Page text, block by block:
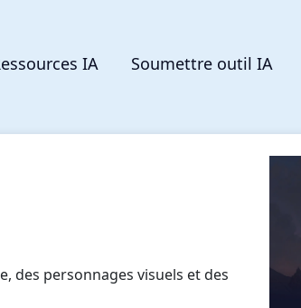
IA Soumettre outil IA
des personnages visuels et des